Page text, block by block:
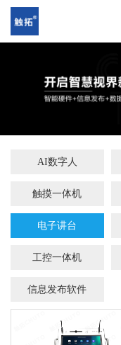
AI数字人
触摸一体机
电子讲台
工控一体机
信息发布软件